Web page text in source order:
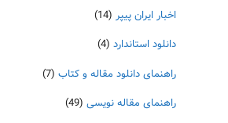
اخبار ایران پیپر (14)
دانلود استاندارد (4)
راهنمای دانلود مقاله و کتاب (7)
راهنمای مقاله نویسی (49)